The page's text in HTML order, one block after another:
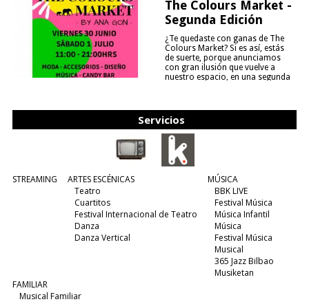
The Colours Market -
Segunda Edición
¿Te quedaste con ganas de The
Colours Market? Si es así, estás
de suerte, porque anunciamos
con gran ilusión que vuelve a
nuestro espacio, en una segunda
Servicios
STREAMING
ARTES ESCÉNICAS
Teatro
Cuartitos
Festival Internacional de Teatro
Danza
Danza Vertical
MÚSICA
BBK LIVE
Festival Música
Música Infantil
Música
Festival Música
Musical
365 Jazz Bilbao
Musiketan
FAMILIAR
Musical Familiar